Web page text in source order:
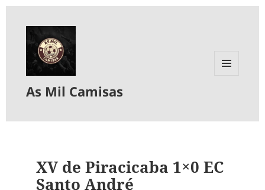
As Mil Camisas
XV de Piracicaba 1×0 EC
Santo André